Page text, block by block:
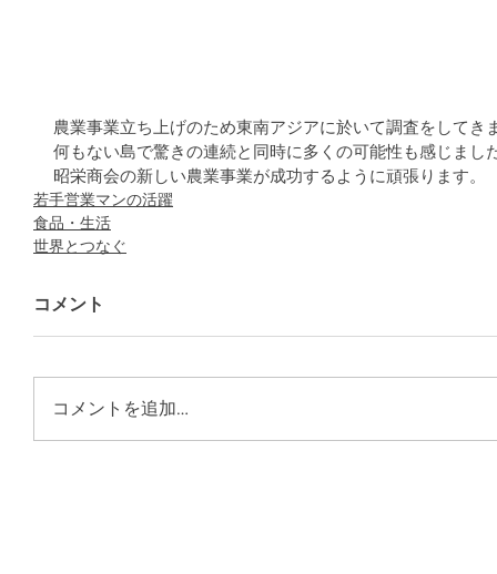
農業事業立ち上げのため東南アジアに於いて調査をしてき
何もない島で驚きの連続と同時に多くの可能性も感じまし
昭栄商会の新しい農業事業が成功するように頑張ります。
若手営業マンの活躍
食品・生活
世界とつなぐ
コメント
コメントを追加…